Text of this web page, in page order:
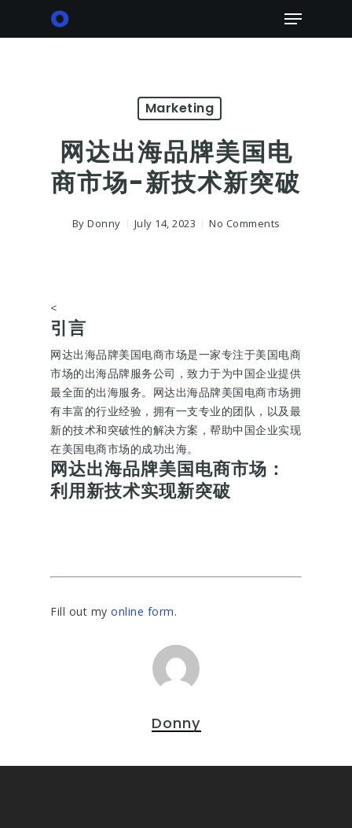
Menu
Marketing
网达出海品牌美国电
商市场-新技术新突破
By Donny July 14, 2023 No Comments
<
引言
网达出海品牌美国电商市场是一家专注于美国电商
市场的出海品牌服务公司，致力于为中国企业提供
最全面的出海服务。网达出海品牌美国电商市场拥
有丰富的行业经验，拥有一支专业的团队，以及最
新的技术和突破性的解决方案，帮助中国企业实现
在美国电商市场的成功出海。
网达出海品牌美国电商市场：
利用新技术实现新突破
Fill out my online form.
Donny